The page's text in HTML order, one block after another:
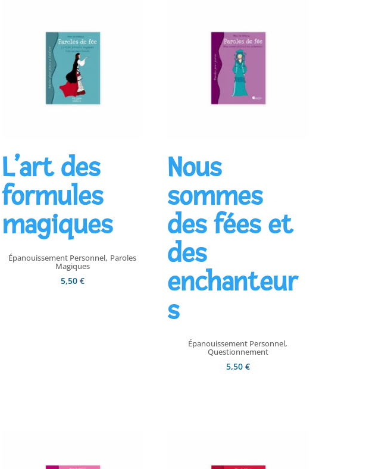
L’art des
formules
magiques
Épanouissement Personnel, Paroles
Magiques
5,50 €
Nous
sommes
des fées et
des
enchanteur
s
Épanouissement Personnel,
Questionnement
5,50 €